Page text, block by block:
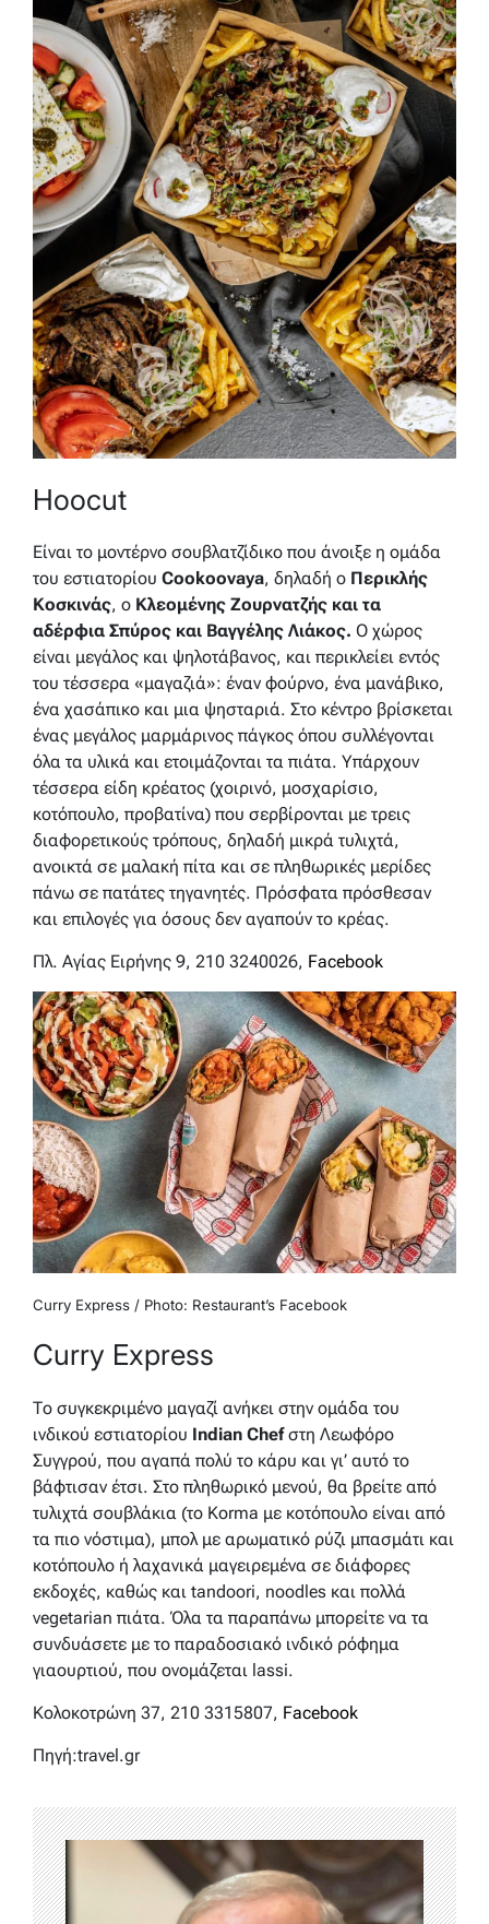
Hoocut
Είναι το μοντέρνο σουβλατζίδικο που άνοιξε η ομάδα
του εστιατορίου Cookoovaya, δηλαδή ο Περικλής
Κοσκινάς, ο Κλεομένης Ζουρνατζής και τα
αδέρφια Σπύρος και Βαγγέλης Λιάκος. Ο χώρος
είναι μεγάλος και ψηλοτάβανος, και περικλείει εντός
του τέσσερα «μαγαζιά»: έναν φούρνο, ένα μανάβικο,
ένα χασάπικο και μια ψησταριά. Στο κέντρο βρίσκεται
ένας μεγάλος μαρμάρινος πάγκος όπου συλλέγονται
όλα τα υλικά και ετοιμάζονται τα πιάτα. Υπάρχουν
τέσσερα είδη κρέατος (χοιρινό, μοσχαρίσιο,
κοτόπουλο, προβατίνα) που σερβίρονται με τρεις
διαφορετικούς τρόπους, δηλαδή μικρά τυλιχτά,
ανοικτά σε μαλακή πίτα και σε πληθωρικές μερίδες
πάνω σε πατάτες τηγανητές. Πρόσφατα πρόσθεσαν
και επιλογές για όσους δεν αγαπούν το κρέας.
Πλ. Αγίας Ειρήνης 9, 210 3240026, Facebook
Curry Express / Photo: Restaurant’s Facebook
Curry Express
Το συγκεκριμένο μαγαζί ανήκει στην ομάδα του
ινδικού εστιατορίου Indian Chefστη Λεωφόρο
Συγγρού, που αγαπά πολύ το κάρυ και γι’ αυτό το
βάφτισαν έτσι. Στο πληθωρικό μενού, θα βρείτε από
τυλιχτά σουβλάκια (το Korma με κοτόπουλο είναι από
τα πιο νόστιμα), μπολ με αρωματικό ρύζι μπασμάτι και
κοτόπουλο ή λαχανικά μαγειρεμένα σε διάφορες
εκδοχές, καθώς και tandoori, noodles και πολλά
vegetarian πιάτα. Όλα τα παραπάνω μπορείτε να τα
συνδυάσετε με το παραδοσιακό ινδικό ρόφημα
γιαουρτιού, που ονομάζεται lassi.
Κολοκοτρώνη 37, 210 3315807, Facebook
Πηγή:travel.gr